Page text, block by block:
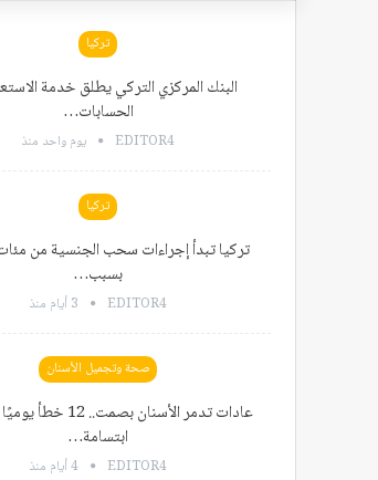
تركيا
البنك المركزي التركي يطلق خدمة
الحسابات…
EDITOR4 يوم واحد منذ
تركيا
تركيا تبدأ إجراءات سحب الجنسية من
بسبب…
EDITOR4 3 أيام منذ
صحة وتجميل الأسنان
عادات تدمر الأسنان
ابتسامة…
EDITOR4 4 أيام منذ